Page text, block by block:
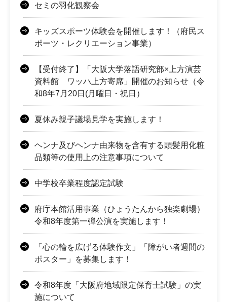
セミの羽化観察会
キッズスポーツ体験会を開催します！（府民ス
ポーツ・レクリエーション事業）
【受付終了】「大阪大学落語研究部×上方演芸
資料館 ワッハ上方寄席」開催のお知らせ（令
和8年7月20日(月曜日・祝日）
夏休み親子議場見学を実施します！
ヘンナ及びヘンナ由来物を含有する頭髪用化粧
品類等の使用上の注意事項について
中学校卒業程度認定試験
府庁本館活用事業（ひょうたんから独楽劇場）
令和8年度第一弾公演を実施します！
「心の輪を広げる体験作文」「障がい者週間の
ポスター」を募集します！
令和8年度「大阪府地域限定保育士試験」の実
施について